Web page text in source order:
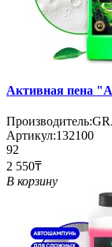
Активная пена
Производитель:
Артикул:132100
92
2 550₸
В корзину